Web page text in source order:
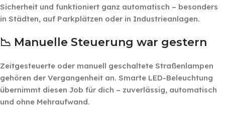
Sicherheit und funktioniert ganz automatisch – besonders
in Städten, auf Parkplätzen oder in Industrieanlagen.
📉 Manuelle Steuerung war gestern
Zeitgesteuerte oder manuell geschaltete Straßenlampen
gehören der Vergangenheit an. Smarte LED-Beleuchtung
übernimmt diesen Job für dich – zuverlässig, automatisch
und ohne Mehraufwand.